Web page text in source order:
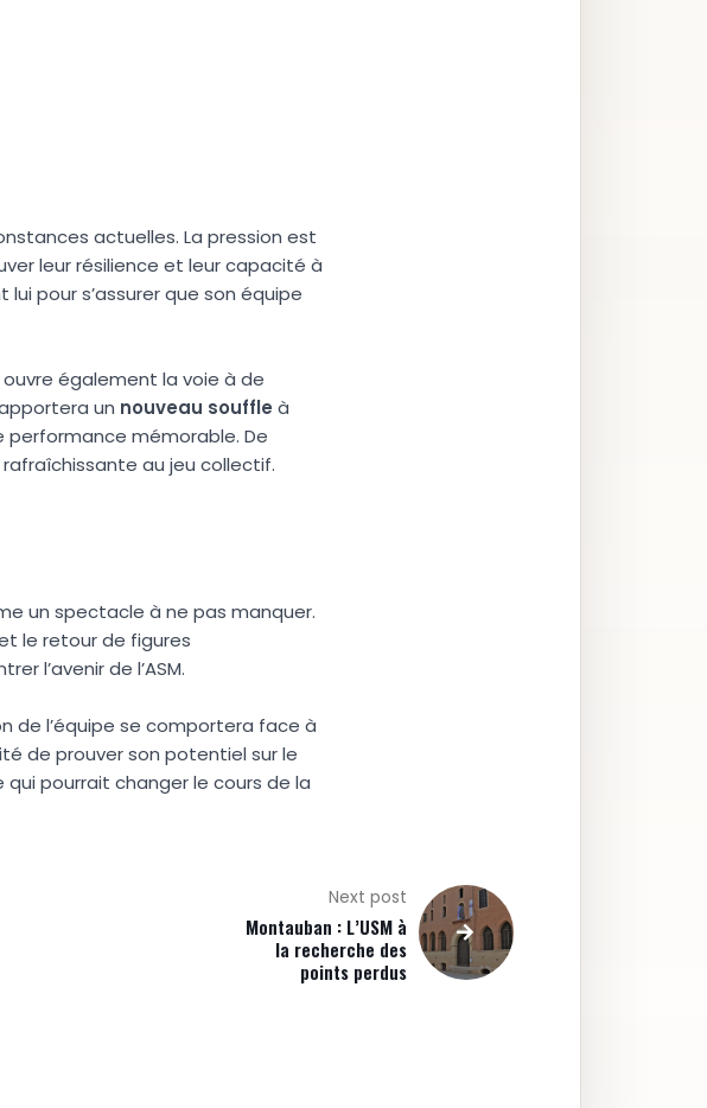
actuelles. La pression est
leur résilience et leur capacité à
pour s’assurer que son équipe
également la voie à de
un nouveau souffle à
performance mémorable. De
au jeu collectif.
un spectacle à ne pas manquer.
le retour de figures
l’avenir de l’ASM.
de l’équipe se comportera face à
de prouver son potentiel sur le
pourrait changer le cours de la
Next post
Montauban : L’USM à
la recherche des
points perdus